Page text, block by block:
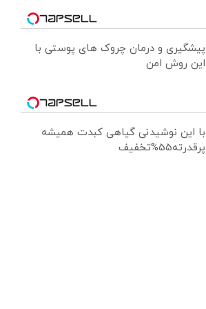
پیشگیری و درمان چروک های پوستی با
این روش امن
با این نوشیدنی گیاهی کبدت همیشه
پرقدرته55%تخفیف